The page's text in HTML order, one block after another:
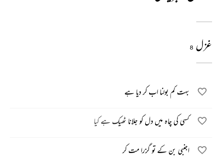
غزل 8
بہت کم بولنا اب کر دیا ہے
کسی کی چاہ میں دل کو جلانا ٹھیک ہے کیا
اجنبی بن کے تو گزرا مت کر